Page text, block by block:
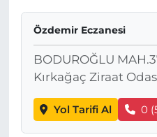
Özdemir Eczanesi
BODUROĞLU
Kırkağaç Ziraat
Yol Tarifi Al 0